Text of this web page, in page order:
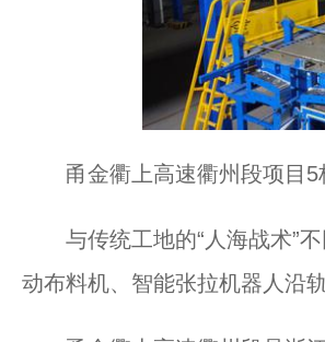
甬金衢上高速衢州段项目
与传统工地的“人海战术”不
动布料机、智能张拉机器人沿